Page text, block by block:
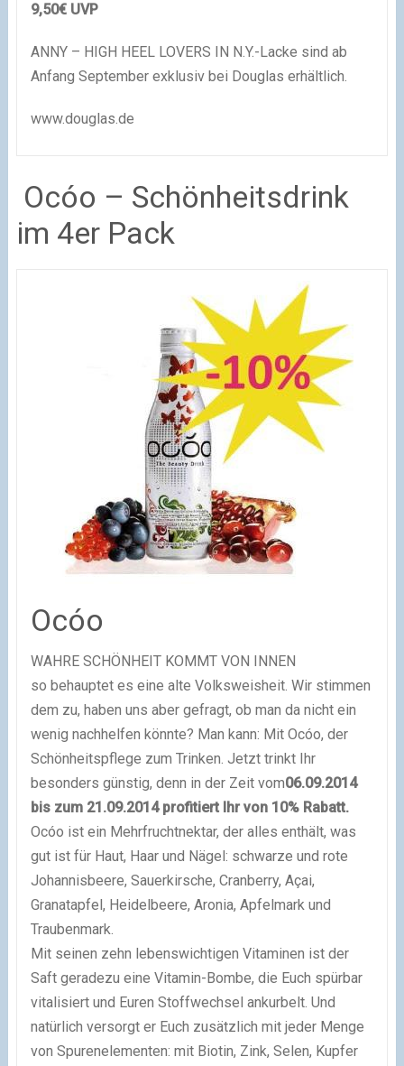
9,50€ UVP
ANNY – HIGH HEEL LOVERS IN N.Y.-Lacke sind ab
Anfang September exklusiv bei Douglas erhältlich.
www.douglas.de
Ocóo – Schönheitsdrink
im 4er Pack
Ocóo
WAHRE SCHÖNHEIT KOMMT VON INNEN
so behauptet es eine alte Volksweisheit. Wir stimmen
dem zu, haben uns aber gefragt, ob man da nicht ein
wenig nachhelfen könnte? Man kann: Mit Ocóo, der
Schönheitspflege zum Trinken. Jetzt trinkt Ihr
besonders günstig, denn in der Zeit vom06.09.2014
bis zum 21.09.2014 profitiert Ihr von 10% Rabatt.
Ocóo ist ein Mehrfruchtnektar, der alles enthält, was
gut ist für Haut, Haar und Nägel: schwarze und rote
Johannisbeere, Sauerkirsche, Cranberry, Açai,
Granatapfel, Heidelbeere, Aronia, Apfelmark und
Traubenmark.
Mit seinen zehn lebenswichtigen Vitaminen ist der
Saft geradezu eine Vitamin-Bombe, die Euch spürbar
vitalisiert und Euren Stoffwechsel ankurbelt. Und
natürlich versorgt er Euch zusätzlich mit jeder Menge
von Spurenelementen: mit Biotin, Zink, Selen, Kupfer